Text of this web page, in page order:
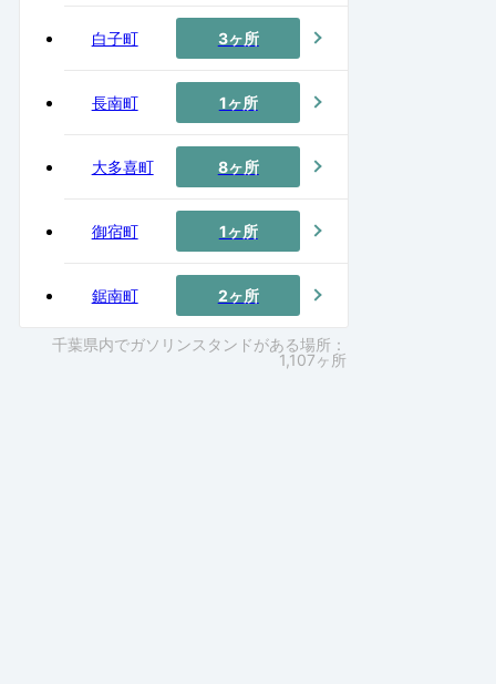
白子町 3ヶ所
長南町 1ヶ所
大多喜町 8ヶ所
御宿町 1ヶ所
鋸南町 2ヶ所
千葉県内でガソリンスタンドがある場所：
1,107ヶ所